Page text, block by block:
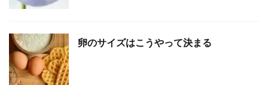
卵のサイズはこうやって決まる